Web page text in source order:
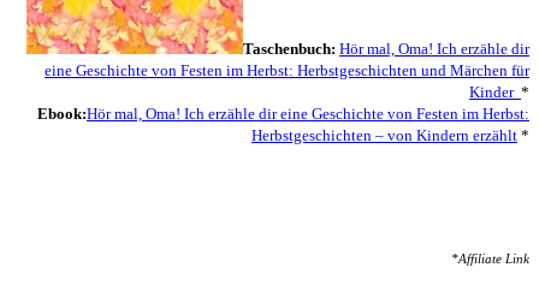
Taschenbuch: Hör mal, Oma! Ich erzähle dir
eine Geschichte von Festen im Herbst: Herbstgeschichten und Märchen für
Kinder *
Ebook:Hör mal, Oma! Ich erzähle dir eine Geschichte von Festen im Herbst:
Herbstgeschichten – von Kindern erzählt *
*Affiliate Link